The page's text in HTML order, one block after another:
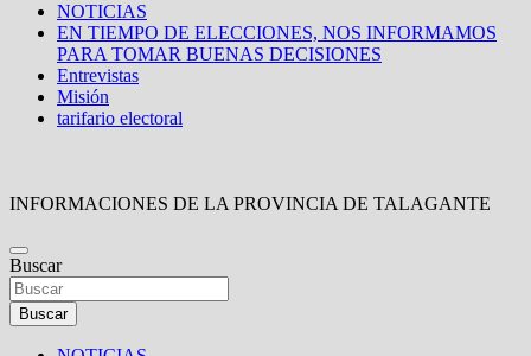
NOTICIAS
EN TIEMPO DE ELECCIONES, NOS INFORMAMOS
PARA TOMAR BUENAS DECISIONES
Entrevistas
Misión
tarifario electoral
INFORMACIONES DE LA PROVINCIA DE TALAGANTE
Buscar
Buscar